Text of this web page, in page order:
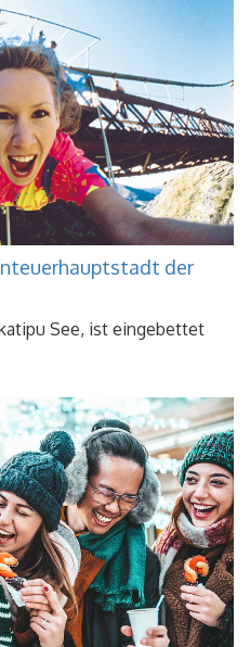
der
See, ist eingebettet